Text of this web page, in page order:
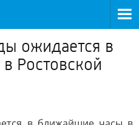
ожидается в
Ростовской